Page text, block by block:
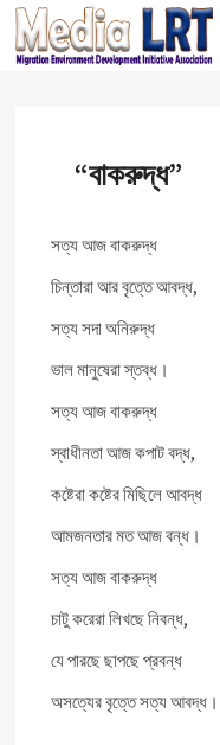
Skip
content
“বাকরুদ্ধ”
সত্য আজ বাকরুদ্ধ
চিন্তারা আর বৃত্তে আবদ্ধ,
সত্য সদা অনিরুদ্ধ
ভাল মানুষেরা স্তব্ধ।
সত্য আজ বাকরুদ্ধ
স্বাধীনতা আজ কপাট বদ্ধ,
কষ্টেরা কষ্টের মিছিলে আবদ্ধ
আমজনতার মত আজ বন্ধ।
সত্য আজ বাকরুদ্ধ
চাটু করেরা লিখছে নিবন্ধ,
যে পারছে ছাপছে প্রবন্ধ
অসত্যের বৃত্তে সত্য আবদ্ধ।